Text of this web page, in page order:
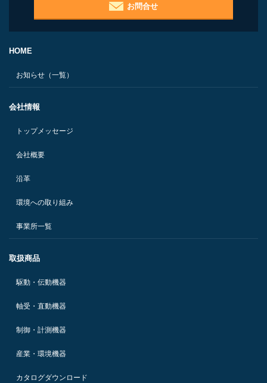
お問合せ
HOME
お知らせ（一覧）
会社情報
トップメッセージ
会社概要
沿革
環境への取り組み
事業所一覧
取扱商品
駆動・伝動機器
軸受・直動機器
制御・計測機器
産業・環境機器
カタログダウンロード